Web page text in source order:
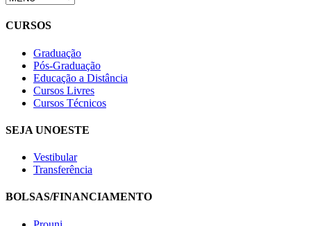
CURSOS
Graduação
Pós-Graduação
Educação a Distância
Cursos Livres
Cursos Técnicos
SEJA UNOESTE
Vestibular
Transferência
BOLSAS/FINANCIAMENTO